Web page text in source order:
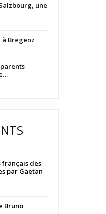
une
Bregenz
français des
par Gaëtan
Bruno